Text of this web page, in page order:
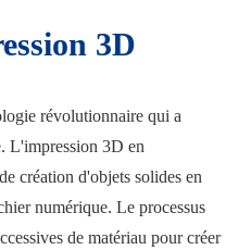
3D
révolutionnaire qui a
L'impression 3D en
création d'objets solides en
numérique. Le processus
de matériau pour créer